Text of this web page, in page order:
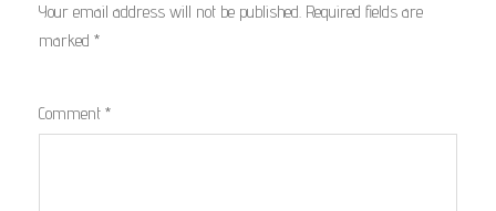
Your email address will not be published. Required fields are
marked *
Comment *